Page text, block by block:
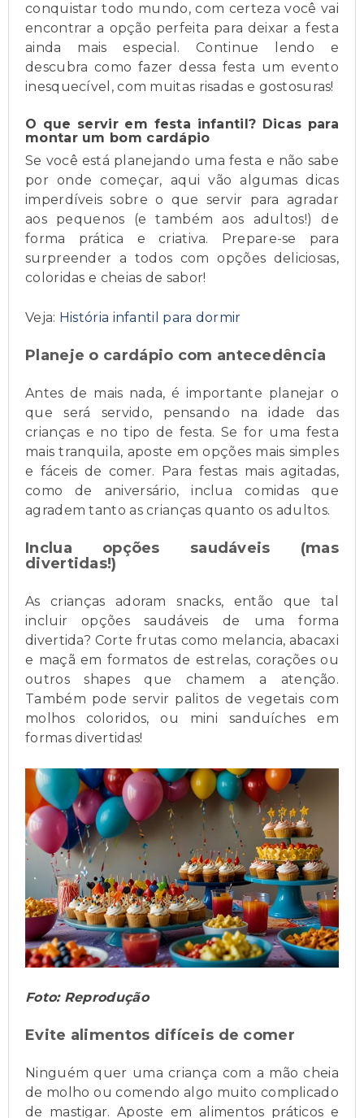
conquistar todo mundo, com certeza você vai
encontrar a opção perfeita para deixar a festa
ainda mais especial. Continue lendo e
descubra como fazer dessa festa um evento
inesquecível, com muitas risadas e gostosuras!
O que servir em festa infantil? Dicas para
montar um bom cardápio
Se você está planejando uma festa e não sabe
por onde começar, aqui vão algumas dicas
imperdíveis sobre o que servir para agradar
aos pequenos (e também aos adultos!) de
forma prática e criativa. Prepare-se para
surpreender a todos com opções deliciosas,
coloridas e cheias de sabor!
Veja: História infantil para dormir
Planeje o cardápio com antecedência
Antes de mais nada, é importante planejar o
que será servido, pensando na idade das
crianças e no tipo de festa. Se for uma festa
mais tranquila, aposte em opções mais simples
e fáceis de comer. Para festas mais agitadas,
como de aniversário, inclua comidas que
agradem tanto as crianças quanto os adultos.
Inclua opções saudáveis (mas
divertidas!)
As crianças adoram snacks, então que tal
incluir opções saudáveis de uma forma
divertida? Corte frutas como melancia, abacaxi
e maçã em formatos de estrelas, corações ou
outros shapes que chamem a atenção.
Também pode servir palitos de vegetais com
molhos coloridos, ou mini sanduíches em
formas divertidas!
Foto: Reprodução
Evite alimentos difíceis de comer
Ninguém quer uma criança com a mão cheia
de molho ou comendo algo muito complicado
de mastigar. Aposte em alimentos práticos e